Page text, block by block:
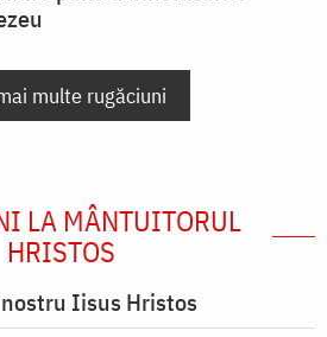
multe rugăciuni
LA MÂNTUITORUL
HRISTOS
Iisus Hristos